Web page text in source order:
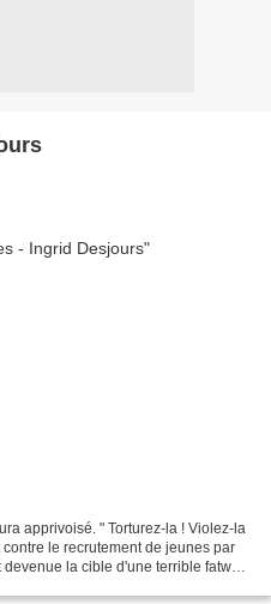
apprivoisé. " Torturez-la ! Violez-la
le recrutement de jeunes par
la cible d'une terrible fatwa.